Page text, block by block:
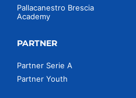
Pallacanestro Brescia
Academy
PARTNER
Partner Serie A
Partner Youth